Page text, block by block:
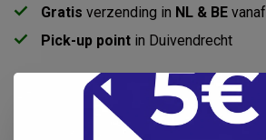
Gratis verzending in NL & BE vanaf
Pick-up point in Duivendrecht
Productomschrijving